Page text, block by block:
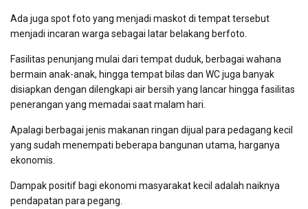
Ada juga spot foto yang menjadi maskot di tempat tersebut
menjadi incaran warga sebagai latar belakang berfoto.
Fasilitas penunjang mulai dari tempat duduk, berbagai wahana
bermain anak-anak, hingga tempat bilas dan WC juga banyak
disiapkan dengan dilengkapi air bersih yang lancar hingga fasilitas
penerangan yang memadai saat malam hari.
Apalagi berbagai jenis makanan ringan dijual para pedagang kecil
yang sudah menempati beberapa bangunan utama, harganya
ekonomis.
Dampak positif bagi ekonomi masyarakat kecil adalah naiknya
pendapatan para pegang.